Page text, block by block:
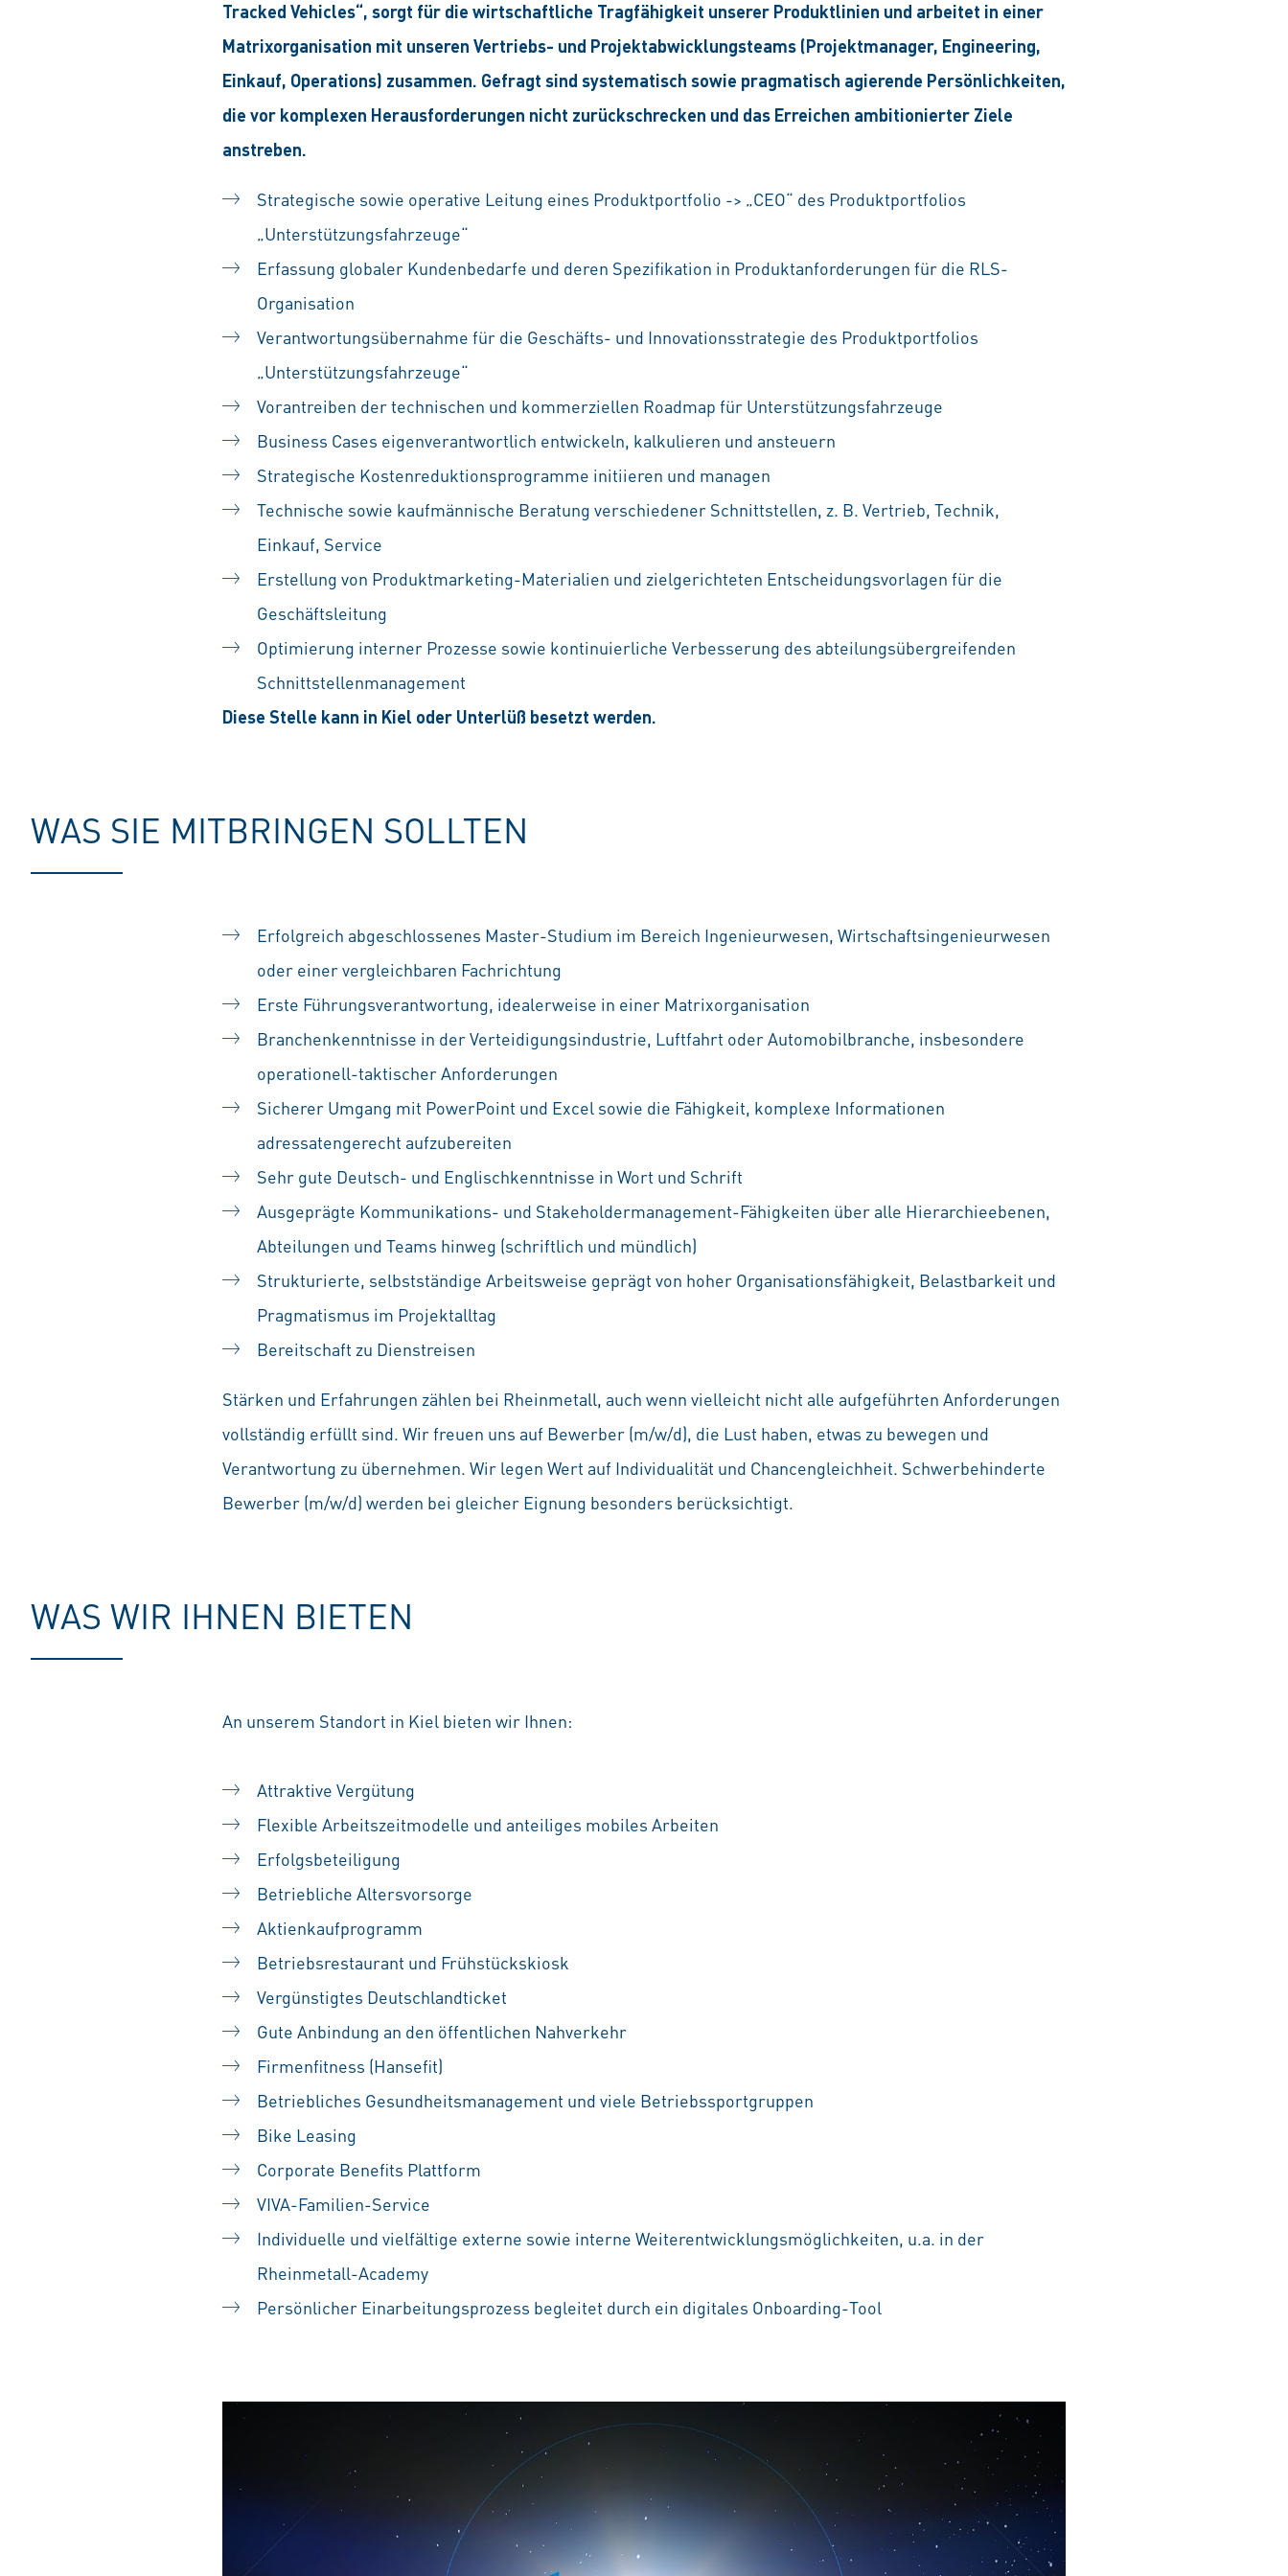
Tracked Vehicles“, sorgt für die wirtschaftliche Tragfähigkeit unserer Produktlinien und arbeitet in einer
Matrixorganisation mit unseren Vertriebs- und Projektabwicklungsteams (Projektmanager, Engineering,
Einkauf, Operations) zusammen. Gefragt sind systematisch sowie pragmatisch agierende Persönlichkeiten,
die vor komplexen Herausforderungen nicht zurückschrecken und das Erreichen ambitionierter Ziele
anstreben.
Strategische sowie operative Leitung eines Produktportfolio -> „CEO“ des Produktportfolios
„Unterstützungsfahrzeuge“
Erfassung globaler Kundenbedarfe und deren Spezifikation in Produktanforderungen für die RLS-
Organisation
Verantwortungsübernahme für die Geschäfts- und Innovationsstrategie des Produktportfolios
„Unterstützungsfahrzeuge“
Vorantreiben der technischen und kommerziellen Roadmap für Unterstützungsfahrzeuge
Business Cases eigenverantwortlich entwickeln, kalkulieren und ansteuern
Strategische Kostenreduktionsprogramme initiieren und managen
Technische sowie kaufmännische Beratung verschiedener Schnittstellen, z. B. Vertrieb, Technik,
Einkauf, Service
Erstellung von Produktmarketing-Materialien und zielgerichteten Entscheidungsvorlagen für die
Geschäftsleitung
Optimierung interner Prozesse sowie kontinuierliche Verbesserung des abteilungsübergreifenden
Schnittstellenmanagement
Diese Stelle kann in Kiel oder Unterlüß besetzt werden.
WAS SIE MITBRINGEN SOLLTEN
Erfolgreich abgeschlossenes Master-Studium im Bereich Ingenieurwesen, Wirtschaftsingenieurwesen
oder einer vergleichbaren Fachrichtung
Erste Führungsverantwortung, idealerweise in einer Matrixorganisation
Branchenkenntnisse in der Verteidigungsindustrie, Luftfahrt oder Automobilbranche, insbesondere
operationell-taktischer Anforderungen
Sicherer Umgang mit PowerPoint und Excel sowie die Fähigkeit, komplexe Informationen
adressatengerecht aufzubereiten
Sehr gute Deutsch- und Englischkenntnisse in Wort und Schrift
Ausgeprägte Kommunikations- und Stakeholdermanagement-Fähigkeiten über alle Hierarchieebenen,
Abteilungen und Teams hinweg (schriftlich und mündlich)
Strukturierte, selbstständige Arbeitsweise geprägt von hoher Organisationsfähigkeit, Belastbarkeit und
Pragmatismus im Projektalltag
Bereitschaft zu Dienstreisen
Stärken und Erfahrungen zählen bei Rheinmetall, auch wenn vielleicht nicht alle aufgeführten Anforderungen
vollständig erfüllt sind. Wir freuen uns auf Bewerber (m/w/d), die Lust haben, etwas zu bewegen und
Verantwortung zu übernehmen. Wir legen Wert auf Individualität und Chancengleichheit. Schwerbehinderte
Bewerber (m/w/d) werden bei gleicher Eignung besonders berücksichtigt.
WAS WIR IHNEN BIETEN
An unserem Standort in Kiel bieten wir Ihnen:
Attraktive Vergütung
Flexible Arbeitszeitmodelle und anteiliges mobiles Arbeiten
Erfolgsbeteiligung
Betriebliche Altersvorsorge
Aktienkaufprogramm
Betriebsrestaurant und Frühstückskiosk
Vergünstigtes Deutschlandticket
Gute Anbindung an den öffentlichen Nahverkehr
Firmenfitness (Hansefit)
Betriebliches Gesundheitsmanagement und viele Betriebssportgruppen
Bike Leasing
Corporate Benefits Plattform
VIVA-Familien-Service
Individuelle und vielfältige externe sowie interne Weiterentwicklungsmöglichkeiten, u.a. in der
Rheinmetall-Academy
Persönlicher Einarbeitungsprozess begleitet durch ein digitales Onboarding-Tool